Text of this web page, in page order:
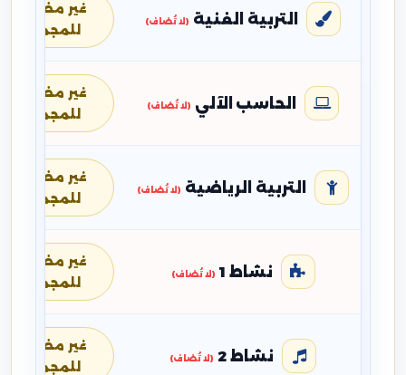
التربية الفنية (لا تُضاف)
غير مضافة
للمجموع
الحاسب الآلي (لا تُضاف)
غير مضافة
للمجموع
التربية الرياضية (لا تُضاف)
غير مضافة
للمجموع
نشاط 1 (لا تُضاف)
غير مضافة
للمجموع
نشاط 2 (لا تُضاف)
غير مضافة
للمجموع